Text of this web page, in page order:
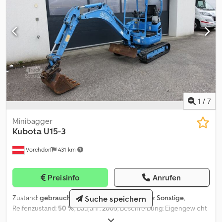
1 / 7
Vorchdorf 431 km
Minibagger
Kubota U15-3
Preisinfo Anrufen
Zustand:gebraucht , Kraftstofftyp:Diesel, Farbe:Sonstige,
Reifenzustand: 50 %, Baujahr:2005, Beschreibung: Eigengewicht
1.6 t Transportlänge 3.57 m Transportbreite 1.24 m Transporthöhe
Suche speichern